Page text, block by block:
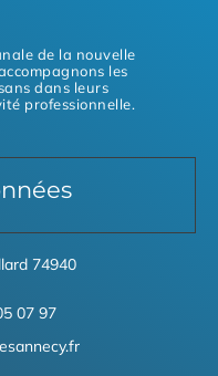
de la nouvelle
les
dans leurs
professionnelle.
74940
07 97